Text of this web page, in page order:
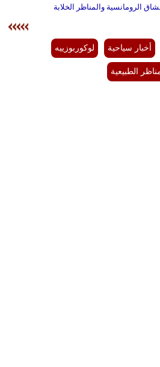
الرومانسية والمناظر الخلابة
أخبار سياحية لوكوربوزييه
الطبيعية